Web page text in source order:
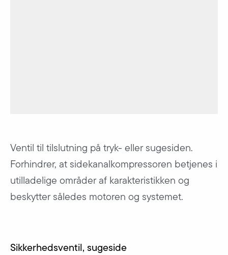
Ventil til tilslutning på tryk- eller sugesiden.
Forhindrer, at sidekanalkompressoren betjenes i
utilladelige områder af karakteristikken og
beskytter således motoren og systemet.
Sikkerhedsventil, sugeside